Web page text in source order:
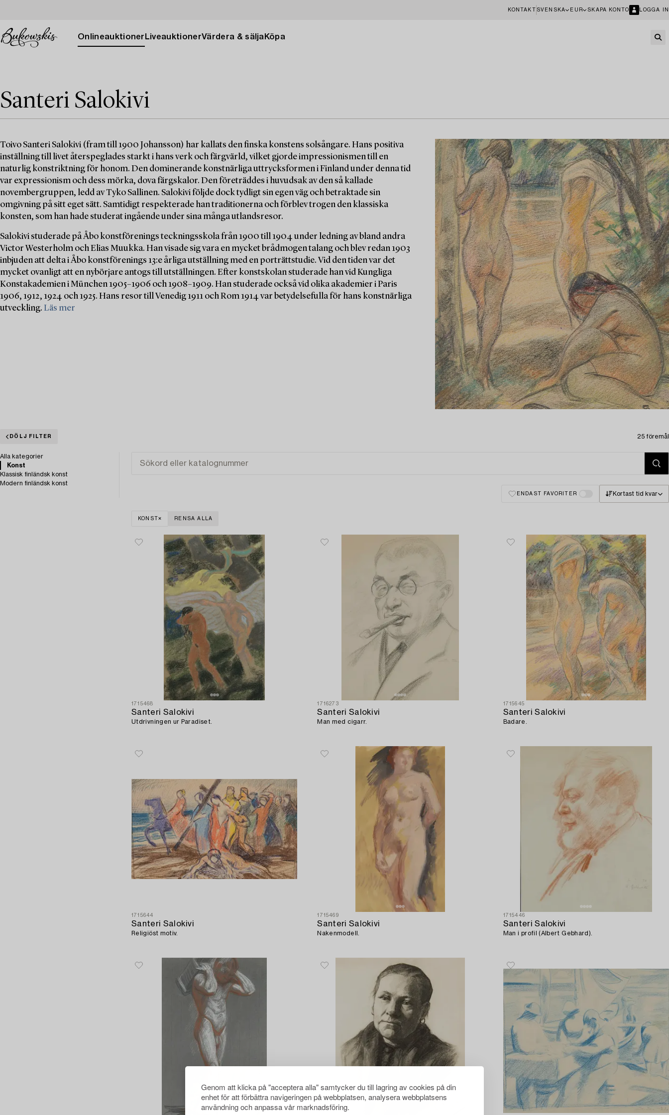
Genom att klicka på "acceptera alla" samtycker du till lagring av cookies på din
enhet för att förbättra navigeringen på webbplatsen, analysera webbplatsens
användning och anpassa vår marknadsföring.
KONTAKT SVENSKA EUR SKAPA KONTO LOGGA IN
Onlineauktioner LiveauktionerVärdera & sälja Köpa
Santeri Salokivi
Toivo Santeri Salokivi (fram till 1900 Johansson) har kallats den finska konstens solsångare. Hans positiva
inställning till livet återspeglades starkt i hans verk och färgvärld, vilket gjorde impressionismen till en
naturlig konstriktning för honom. Den dominerande konstnärliga uttrycksformen i Finland under denna tid
var expressionism och dess mörka, dova färgskalor. Den företräddes i huvudsak av den så kallade
novembergruppen, ledd av Tyko Sallinen. Salokivi följde dock tydligt sin egen väg och betraktade sin
omgivning på sitt eget sätt. Samtidigt respekterade han traditionerna och förblev trogen den klassiska
konsten, som han hade studerat ingående under sina många utlandsresor.
Salokivi studerade på Åbo konstförenings teckningsskola från 1900 till 1904 under ledning av bland andra
Victor Westerholm och Elias Muukka. Han visade sig vara en mycket brådmogen talang och blev redan 1903
inbjuden att delta i Åbo konstförenings 13:e årliga utställning med en porträttstudie. Vid den tiden var det
mycket ovanligt att en nybörjare antogs till utställningen. Efter konstskolan studerade han vid Kungliga
Konstakademien i München 1905–1906 och 1908–1909. Han studerade också vid olika akademier i Paris
1906, 1912, 1924 och 1925. Hans resor till Venedig 1911 och Rom 1914 var betydelsefulla för hans konstnärliga
utveckling. Läs mer
DÖLJ FILTER 25 föremål
Alla kategorier
Konst
Klassisk finländsk konst
Modern finländsk konst
ENDAST FAVORITER Kortast tid kvar
KONST RENSA ALLA
1715468
Santeri Salokivi
Utdrivningen ur Paradiset.
1716273
Santeri Salokivi
Man med cigarr.
1715645
Santeri Salokivi
Badare.
1715644
Santeri Salokivi
Religiöst motiv.
1715469
Santeri Salokivi
Nakenmodell.
1715446
Santeri Salokivi
Man i profil (Albert Gebhard).